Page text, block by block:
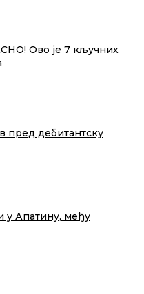
Ово је 7 кључних
пред дебитантску
у Апатину, међу